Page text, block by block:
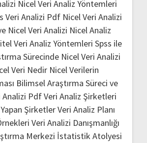
Nicel Veri Analiz Yöntemleri
Veri Analizi Pdf Nicel Veri Analizi
Nicel Veri Analizi Nicel Analiz
Veri Analiz Yöntemleri Spss ile
Sürecinde Nicel Veri Analizi
Veri Nedir Nicel Verilerin
Bilimsel Araştırma Süreci ve
Analizi PdfVeri Analiz Şirketleri
ŞirketlerVeri Analiz Planı
Veri Analizi Danışmanlığı
Merkezi İstatistik Atolyesi